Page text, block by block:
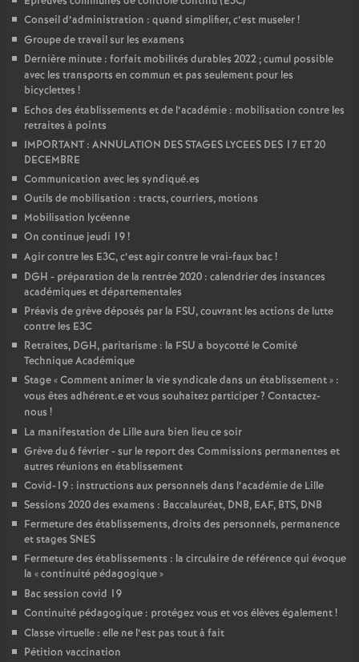
Conseil d’administration : quand simplifier, c’est museler!
Groupe de travail sur les examens
Dernière minute : forfait mobilités durables 2022; cumul possible
avec les transports en commun et pas seulement pour les
bicyclettes !
Echos des établissements et de l’académie : mobilisation contre les
retraites à points
IMPORTANT : ANNULATION DES STAGES LYCEES DES 17 ET 20
DECEMBRE
Communication avec les syndiqué.es
Outils de mobilisation : tracts, courriers, motions
Mobilisation lycéenne
On continue jeudi 19!
Agir contre les E3C, c’est agir contre le vrai-faux bac!
DGH - préparation de la rentrée 2020 : calendrier des instances
académiques et départementales
Préavis de grève déposés par la FSU, couvrant les actions de lutte
contre les E3C
Retraites, DGH, paritarisme : la FSU a boycotté le Comité
Technique Académique
Stage «Comment animer la vie syndicale dans un établissement» :
vous êtes adhérent.e et vous souhaitez participer? Contactez-
nous !
La manifestation de Lille aura bien lieu ce soir
Grève du 6 février - sur le report des Commissions permanentes et
autres réunions en établissement
Covid-19 : instructions aux personnels dans l’académie de Lille
Sessions 2020 des examens : Baccalauréat, DNB, EAF, BTS, DNB
Fermeture des établissements, droits des personnels, permanence
et stages SNES
Fermeture des établissements : la circulaire de référence qui évoque
la «continuité pédagogique»
Bac session covid 19
Continuité pédagogique : protégez vous et vos élèves également!
Classe virtuelle : elle ne l’est pas tout à fait
Pétition vaccination